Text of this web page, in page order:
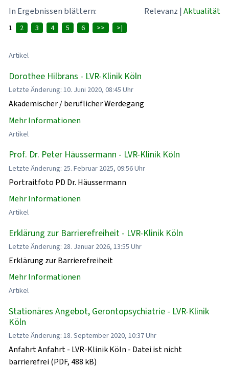
In Ergebnissen blättern:
Relevanz | Aktualität
1 2 3 4 5 6 >> >|
Artikel
Dorothee Hilbrans - LVR-Klinik Köln
Letzte Änderung: 10. Juni 2020, 08:45 Uhr
Akademischer / beruflicher Werdegang
Mehr Informationen
Artikel
Prof. Dr. Peter Häussermann - LVR-Klinik Köln
Letzte Änderung: 25. Februar 2025, 09:56 Uhr
Portraitfoto PD Dr. Häussermann
Mehr Informationen
Artikel
Erklärung zur Barrierefreiheit - LVR-Klinik Köln
Letzte Änderung: 28. Januar 2026, 13:55 Uhr
Erklärung zur Barrierefreiheit
Mehr Informationen
Artikel
Stationäres Angebot, Gerontopsychiatrie - LVR-Klinik
Köln
Letzte Änderung: 18. September 2020, 10:37 Uhr
Anfahrt Anfahrt - LVR-Klinik Köln - Datei ist nicht
barrierefrei (PDF, 488 kB)